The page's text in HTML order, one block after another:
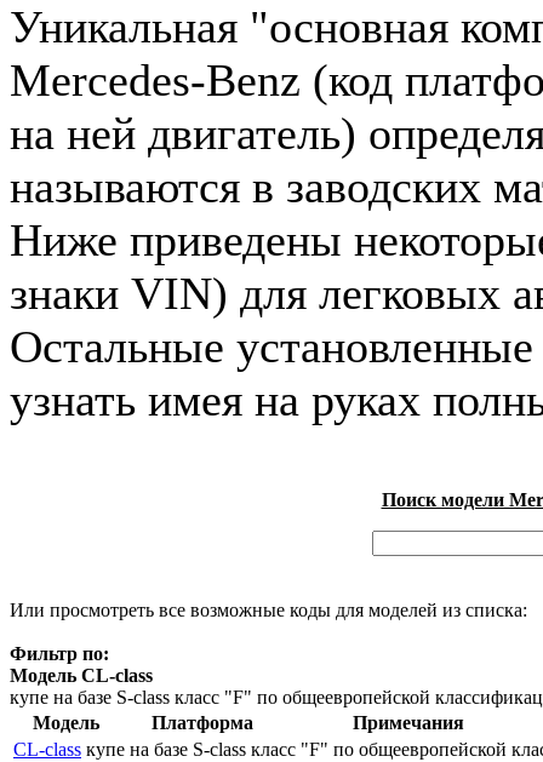
Уникальная "основная
Mercedes-Benz (код
на ней двигатель)
называются в заводских
Ниже приведены
знаки VIN) для легковых
Остальные
узнать имея на руках
Поиск модели
Или просмотреть все возможные коды для моделей из списка:
Фильтр по:
Модель CL-class
купе на базе S-class класс "F" по общеевропейской
Модель
Платформа
Примечания
CL-class купе на базе S-class класс "F" по общеевропейской